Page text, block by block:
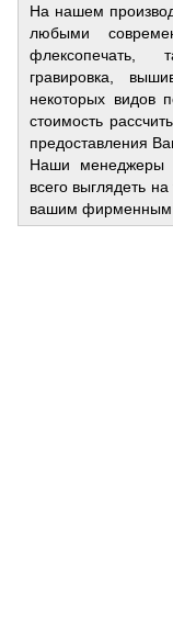
На нашем
любыми
флексопечать,
гравировка,
некоторых видов
стоимость
предоставления
Наши менеджеры
всего выглядеть
вашим фирменным